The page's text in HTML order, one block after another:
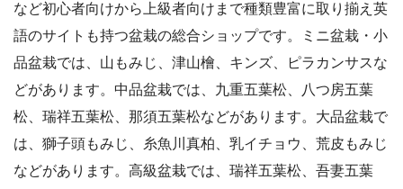
など初心者向けから上級者向けまで種類豊富に取り揃え英
語のサイトも持つ盆栽の総合ショップです。ミニ盆栽・小
品盆栽では、山もみじ、津山檜、キンズ、ピラカンサスな
どがあります。中品盆栽では、九重五葉松、八つ房五葉
松、瑞祥五葉松、那須五葉松などがあります。大品盆栽で
は、獅子頭もみじ、糸魚川真柏、乳イチョウ、荒皮もみじ
などがあります。高級盆栽では、瑞祥五葉松、吾妻五葉